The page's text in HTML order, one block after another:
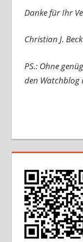
Danke für Ihr
Christian J.
PS.: Ohne
den Watchblog